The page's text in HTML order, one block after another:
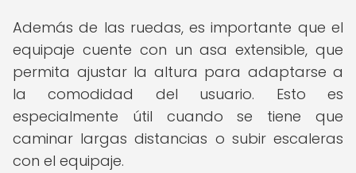
Además de las ruedas, es importante que el
equipaje cuente con un asa extensible, que
permita ajustar la altura para adaptarse a
la comodidad del usuario. Esto es
especialmente útil cuando se tiene que
caminar largas distancias o subir escaleras
con el equipaje.